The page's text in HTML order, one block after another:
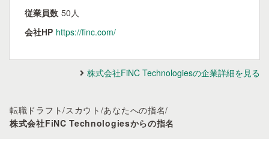
従業員数 50人
会社HP https://finc.com/
株式会社FiNC Technologiesの企業詳細を見る
転職ドラフト/スカウト /あなたへの指名/
株式会社FiNC Technologiesからの指名